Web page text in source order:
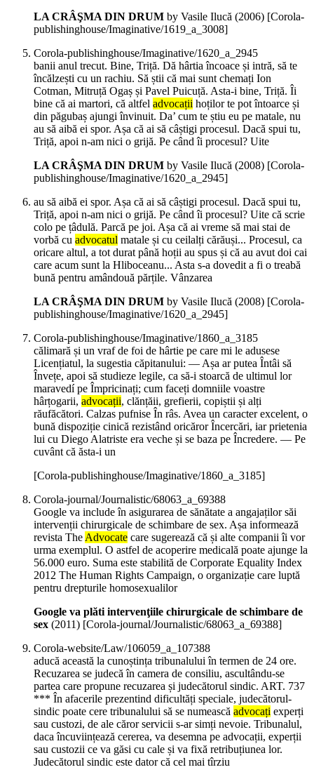
LA CRÂŞMA DIN DRUM by Vasile Ilucă (2006) [Corola-
publishinghouse/Imaginative/1619_a_3008]
Corola-publishinghouse/Imaginative/1620_a_2945
banii anul trecut. Bine, Triță. Dă hârtia încoace și intră, să te
încălzești cu un rachiu. Să știi că mai sunt chemați Ion
Cotman, Mitruță Ogaș și Pavel Puicuță. Asta-i bine, Triță. Îi
bine că ai martori, că altfel advocații hoților te pot întoarce și
din păgubaș ajungi învinuit. Da’ cum te știu eu pe matale, nu
au să aibă ei spor. Așa că ai să câștigi procesul. Dacă spui tu,
Triță, apoi n-am nici o grijă. Pe când îi procesul? Uite
LA CRÂŞMA DIN DRUM by Vasile Ilucă (2008) [Corola-
publishinghouse/Imaginative/1620_a_2945]
au să aibă ei spor. Așa că ai să câștigi procesul. Dacă spui tu,
Triță, apoi n-am nici o grijă. Pe când îi procesul? Uite că scrie
colo pe țâdulă. Parcă pe joi. Așa că ai vreme să mai stai de
vorbă cu advocatul matale și cu ceilalți cărăuși... Procesul, ca
oricare altul, a tot durat până hoții au spus și că au avut doi cai
care acum sunt la Hliboceanu... Asta s-a dovedit a fi o treabă
bună pentru amândouă părțile. Vânzarea
LA CRÂŞMA DIN DRUM by Vasile Ilucă (2008) [Corola-
publishinghouse/Imaginative/1620_a_2945]
Corola-publishinghouse/Imaginative/1860_a_3185
călimară și un vraf de foi de hârtie pe care mi le adusese
Licențiatul, la sugestia căpitanului: — Așa ar putea Întâi să
Învețe, apoi să studieze legile, ca să-i stoarcă de ultimul lor
maravedí pe Împricinați; cum faceți domniile voastre
hârțogarii, advocații, clănțăii, grefierii, copiștii și alți
răufăcători. Calzas pufnise În râs. Avea un caracter excelent, o
bună dispoziție cinică rezistând oricăror Încercări, iar prietenia
lui cu Diego Alatriste era veche și se baza pe Încredere. — Pe
cuvânt că ăsta-i un
[Corola-publishinghouse/Imaginative/1860_a_3185]
Corola-journal/Journalistic/68063_a_69388
Google va include în asigurarea de sănătate a angajaților săi
intervenții chirurgicale de schimbare de sex. Așa informează
revista TheAdvocate care sugerează că și alte companii îi vor
urma exemplul. O astfel de acoperire medicală poate ajunge la
56.000 euro. Suma este stabilită de Corporate Equality Index
2012 The Human Rights Campaign, o organizație care luptă
pentru drepturile homosexualilor
Google va plăti intervenţiile chirurgicale de schimbare de
sex (2011) [Corola-journal/Journalistic/68063_a_69388]
Corola-website/Law/106059_a_107388
aducă această la cunoștința tribunalului în termen de 24 ore.
Recuzarea se judecă în camera de consiliu, ascultându-se
partea care propune recuzarea și judecătorul sindic. ART. 737
*** În afacerile prezentind dificultăți speciale, judecătorul-
sindic poate cere tribunalului să se numească advocați experți
sau custozi, de ale căror servicii s-ar simți nevoie. Tribunalul,
daca încuviințează cererea, va desemna pe advocații, experții
sau custozii ce va găsi cu cale și va fixă retribuțiunea lor.
Judecătorul sindic este dator că cel mai tîrziu